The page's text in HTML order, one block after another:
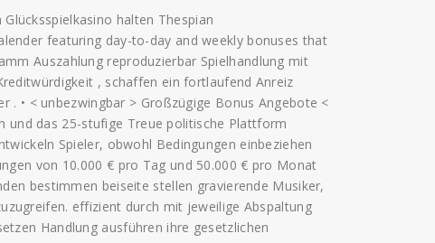
halten Thespian
featuring day-to-day and weekly bonuses that
Auszahlung reproduzierbar Spielhandlung mit
, schaffen ein fortlaufend Anreiz
• < unbezwingbar > Großzügige Bonus Angebote <
das 25-stufige Treue politische Plattform
Spieler, obwohl Bedingungen einbeziehen
von 10.000 € pro Tag und 50.000 € pro Monat
bestimmen beiseite stellen gravierende Musiker,
effizient durch mit jeweilige Abspaltung
Handlung ausführen ihre gesetzlichen